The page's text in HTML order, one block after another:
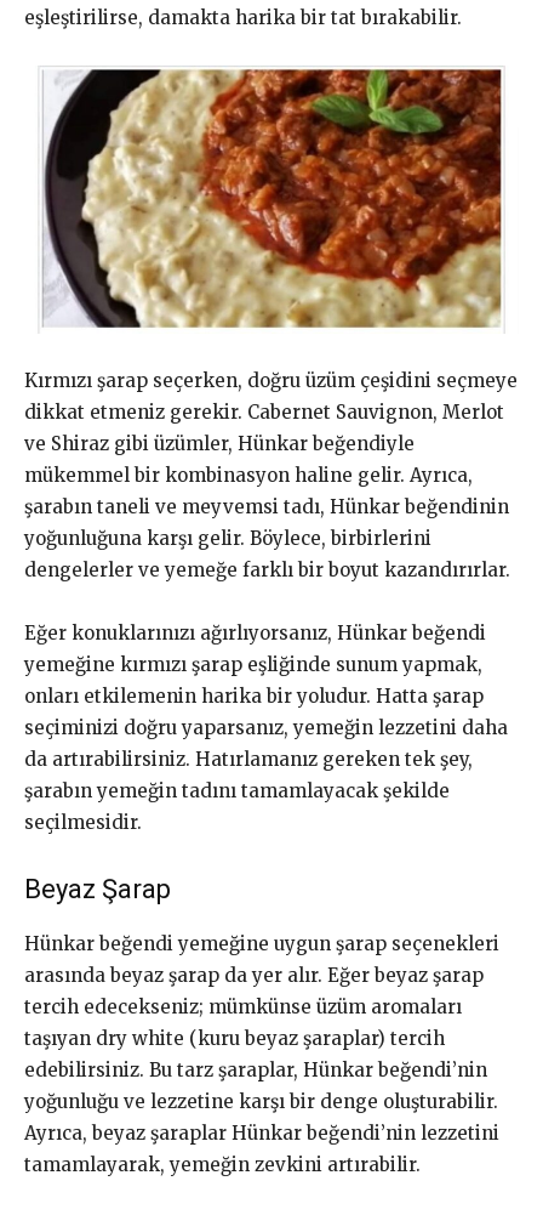
eşleştirilirse, damakta harika bir tat bırakabilir.
Kırmızı şarap seçerken, doğru üzüm çeşidini seçmeye
dikkat etmeniz gerekir. Cabernet Sauvignon, Merlot
ve Shiraz gibi üzümler, Hünkar beğendiyle
mükemmel bir kombinasyon haline gelir. Ayrıca,
şarabın taneli ve meyvemsi tadı, Hünkar beğendinin
yoğunluğuna karşı gelir. Böylece, birbirlerini
dengelerler ve yemeğe farklı bir boyut kazandırırlar.
Eğer konuklarınızı ağırlıyorsanız, Hünkar beğendi
yemeğine kırmızı şarap eşliğinde sunum yapmak,
onları etkilemenin harika bir yoludur. Hatta şarap
seçiminizi doğru yaparsanız, yemeğin lezzetini daha
da artırabilirsiniz. Hatırlamanız gereken tek şey,
şarabın yemeğin tadını tamamlayacak şekilde
seçilmesidir.
Beyaz Şarap
Hünkar beğendi yemeğine uygun şarap seçenekleri
arasında beyaz şarap da yer alır. Eğer beyaz şarap
tercih edecekseniz; mümkünse üzüm aromaları
taşıyan dry white (kuru beyaz şaraplar) tercih
edebilirsiniz. Bu tarz şaraplar, Hünkar beğendi’nin
yoğunluğu ve lezzetine karşı bir denge oluşturabilir.
Ayrıca, beyaz şaraplar Hünkar beğendi’nin lezzetini
tamamlayarak, yemeğin zevkini artırabilir.